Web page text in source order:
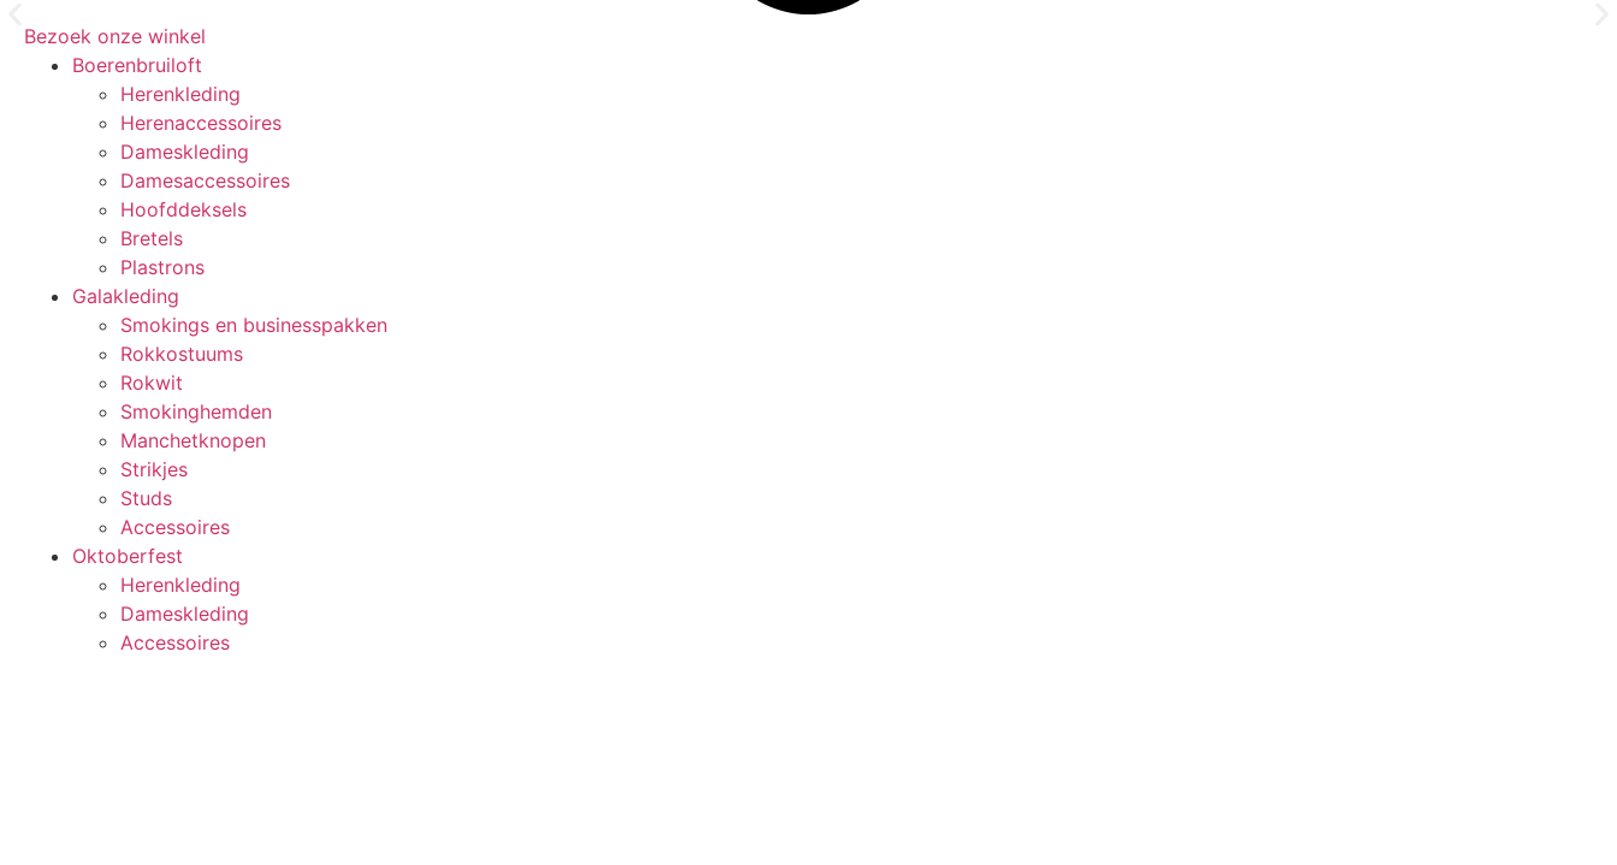
Bezoek onze winkel
Boerenbruiloft
Herenkleding
Herenaccessoires
Dameskleding
Damesaccessoires
Hoofddeksels
Bretels
Plastrons
Galakleding
Smokings en businesspakken
Rokkostuums
Rokwit
Smokinghemden
Manchetknopen
Strikjes
Studs
Accessoires
Oktoberfest
Herenkleding
Dameskleding
Accessoires